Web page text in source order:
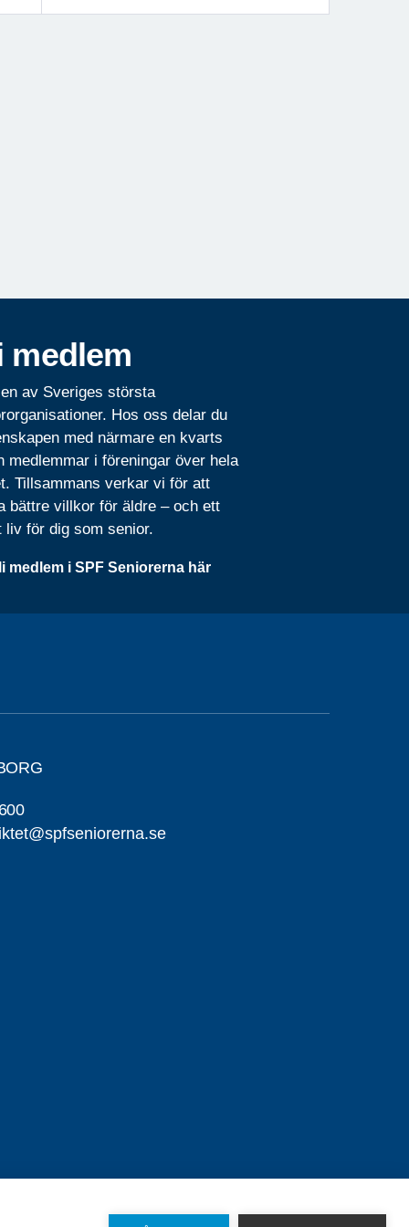
medlem
av Sveriges största
Hos oss delar du
med närmare en kvarts
medlemmar i föreningar över hela
Tillsammans verkar vi för att
bättre villkor för äldre – och ett
liv för dig som senior.
medlem i SPF Seniorerna här